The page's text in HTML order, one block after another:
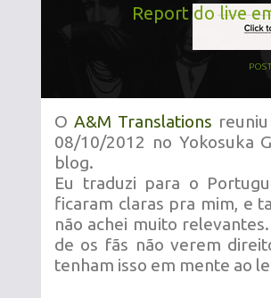
Report do live
O A&M Translations
08/10/2012 no Yokosuka
blog.
Eu traduzi para o
ficaram claras pra mim, e
não achei muito
de os fãs não verem
tenham isso em mente ao